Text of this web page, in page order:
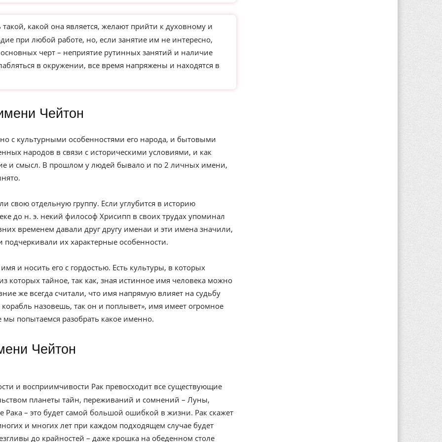
какой она является, желают прийти к духовному и
при любой работе, но, если занятие им не интересно,
черт – неприятие рутинных занятий и наличие
в окружении, все время напряжены и находятся в
Чейтон
с культурными особенностями его народа, и бытовыми
народов в связи с историческими условиями, и как
и смысл. В прошлом у людей бывало и по 2 личных имени,
свою отдельную группу. Если углубится в историю
до н. э. некий философ Хрисипп в своих трудах упоминал
временем давали друг другу именаи и эти имена значили,
их характерные особенности.
и носить его с гордостью. Есть культуры, в которых
которых тайное, так как, зная истинное имя человека можно
же всегда считали, что имя напрямую влияет на судьбу
корабль назовешь, так он и поплывет», имя имеет огромное
мы попытаемся разобрать какое именно.
Чейтон
и восприимчивости Рак превосходит все существующие
планеты тайн, переживаний и сомнений – Луны,
Рака – это будет самой большой ошибкой в жизни. Рак скажет
и многих лет при каждом подходящем случае будет
до крайностей – даже крошка на обеденном столе